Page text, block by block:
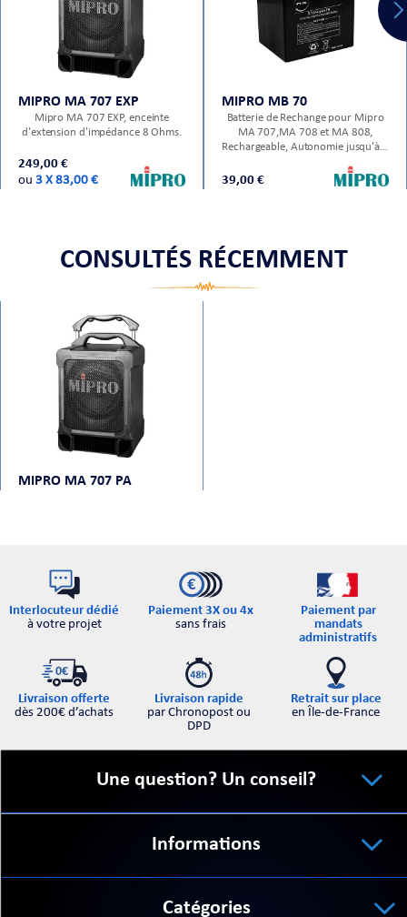
MIPRO MA 707 EXP
Mipro MA 707 EXP, enceinte
d'extension d'impédance 8 Ohms.
249,00 €
ou 3 X 83,00 €
MIPRO MB 70
Batterie de Rechange pour Mipro
MA 707,MA 708 et MA 808,
Rechargeable, Autonomie jusqu'à 6
39,00 €
CONSULTÉS RÉCEMMENT
MIPRO MA 707 PA
Interlocuteur dédié
à votre projet
Paiement 3X ou 4x
sans frais
Paiement par
mandats
administratifs
Livraison offerte
dès 200€ d’achats
Livraison rapide
par Chronopost ou
DPD
Retrait sur place
en Île-de-France
Une question? Un conseil?
Informations
Catégories